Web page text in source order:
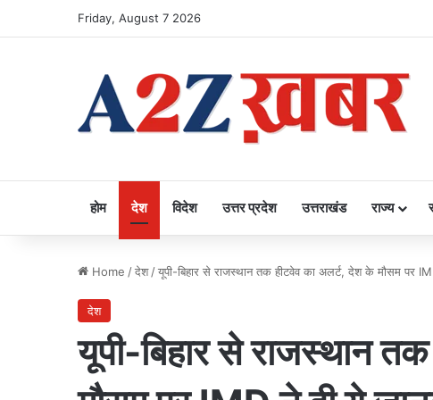
Friday, August 7 2026
होम देश विदेश उत्तर प्रदेश उत्तराखंड राज्य
Home /देश /यूपी-बिहार से राजस्थान तक हीटवेव का अलर्ट, देश के मौसम पर
देश
यूपी-बिहार से राजस्थान